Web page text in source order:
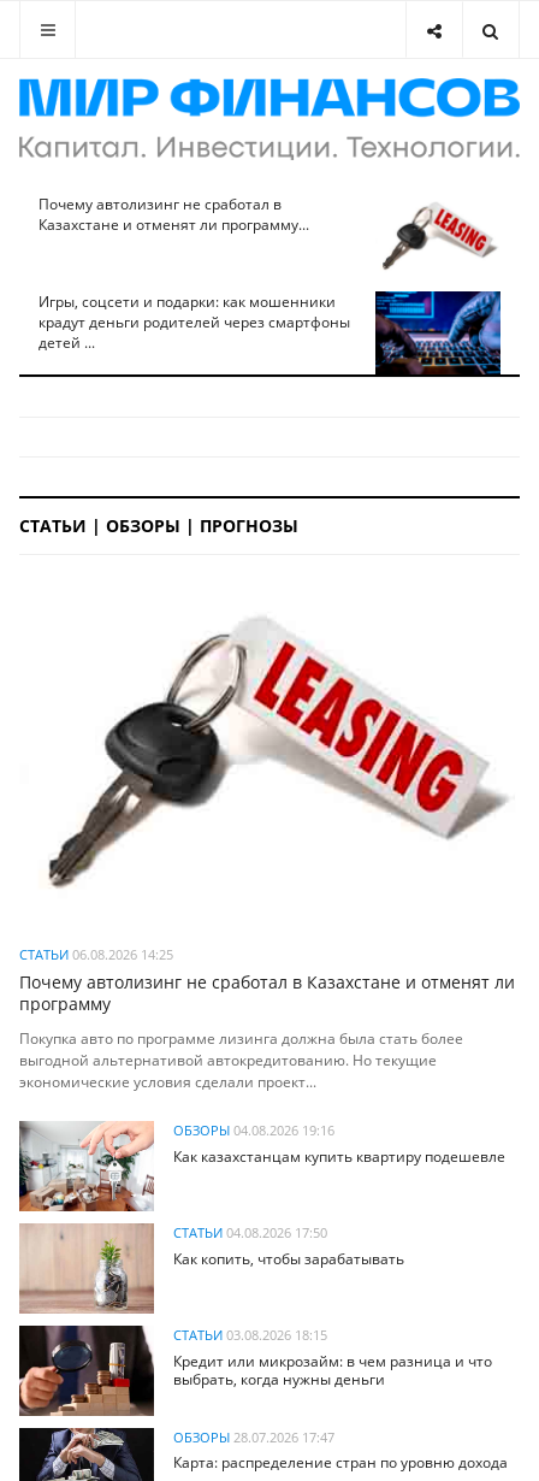
Почему автолизинг не сработал в
Казахстане и отменят ли программу...
Игры, соцсети и подарки: как мошенники
крадут деньги родителей через смартфоны
детей ...
СТАТЬИ | ОБЗОРЫ | ПРОГНОЗЫ
СТАТЬИ 06.08.2026 14:25
Почему автолизинг не сработал в Казахстане и отменят ли
программу
Покупка авто по программе лизинга должна была стать более
выгодной альтернативой автокредитованию. Но текущие
экономические условия сделали проект...
ОБЗОРЫ 04.08.2026 19:16
Как казахстанцам купить квартиру подешевле
СТАТЬИ 04.08.2026 17:50
Как копить, чтобы зарабатывать
СТАТЬИ 03.08.2026 18:15
Кредит или микрозайм: в чем разница и что
выбрать, когда нужны деньги
ОБЗОРЫ 28.07.2026 17:47
Карта: распределение стран по уровню дохода